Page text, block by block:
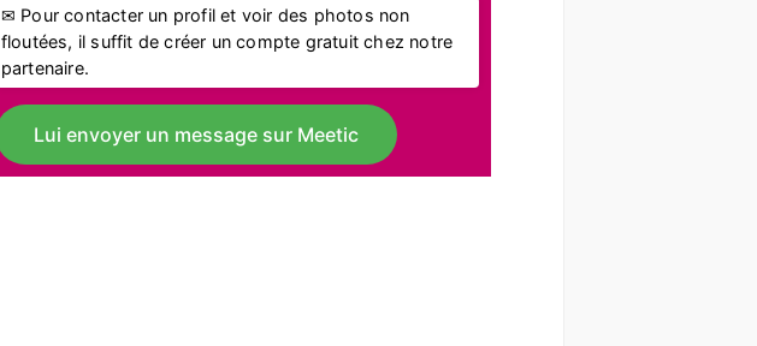
✉ Pour contacter un profil et voir des photos non
floutées, il suffit de créer un compte gratuit chez notre
partenaire.
Lui envoyer un message sur Meetic